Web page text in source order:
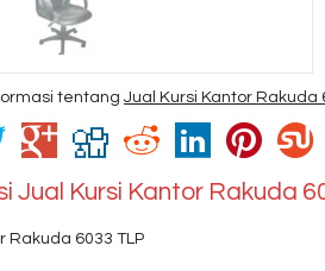
tentang Jual Kursi Kantor Rakuda
Jual Kursi Kantor Rakuda
Rakuda 6033 TLP